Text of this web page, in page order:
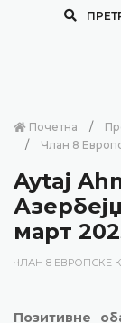
Почетна
Члан 8
Aytaj
март
ЧЛАН 8 ЕВРОПСКЕ
Позитивне